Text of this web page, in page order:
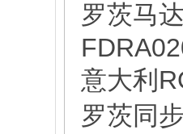
罗茨马
意大利
罗茨同